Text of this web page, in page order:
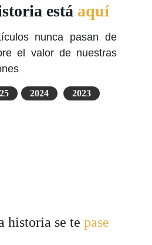
está aquí
nunca pasan de
el valor de nuestras
2024 2023
historia se te pase